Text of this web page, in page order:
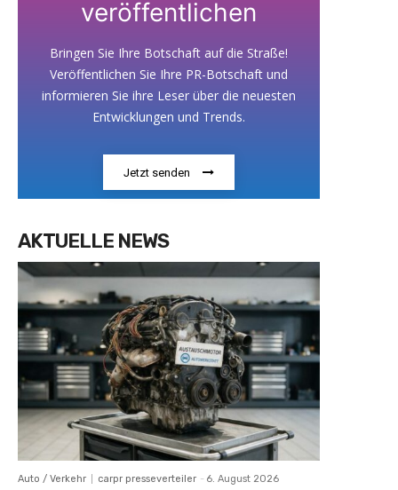
veröffentlichen
Bringen Sie Ihre Botschaft auf die Straße!
Veröffentlichen Sie Ihre PR-Botschaft und
informieren Sie ihre Leser über die neuesten
Entwicklungen und Trends.
Jetzt senden
AKTUELLE NEWS
Auto / Verkehr carpr presseverteiler - 6. August 2026